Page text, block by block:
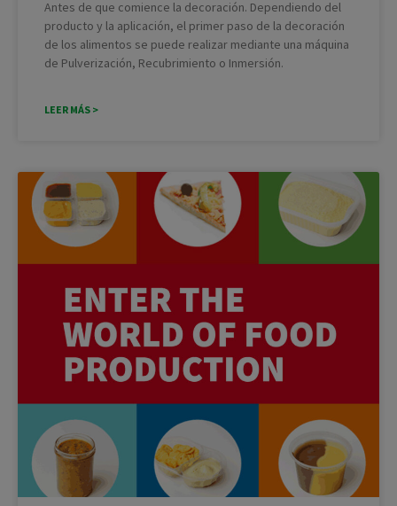
Antes de que comience la decoración. Dependiendo del
producto y la aplicación, el primer paso de la decoración
de los alimentos se puede realizar mediante una máquina
de Pulverización, Recubrimiento o Inmersión.
LEER MÁS >